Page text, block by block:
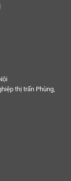
thị trấn Phùng,